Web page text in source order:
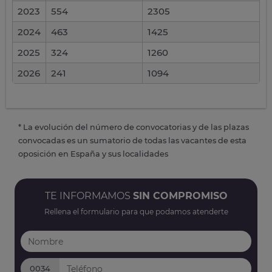
2023 554
2305
2024
463
1425
2025
324
1260
2026
241 1094
* La evolución del número de convocatorias y de las plazas
convocadas es un sumatorio de todas las vacantes de esta
oposición en España y sus localidades
TE INFORMAMOS SIN COMPROMISO
Rellena el formulario para que podamos atenderte
0034